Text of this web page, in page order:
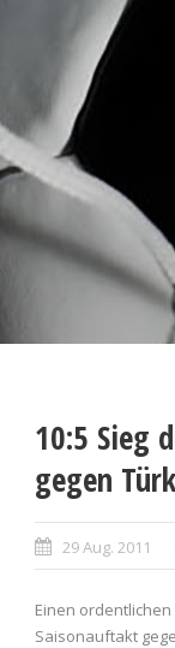
10:5 Sieg
gegen
29 Aug. 2011
Einen
Saisonauftakt